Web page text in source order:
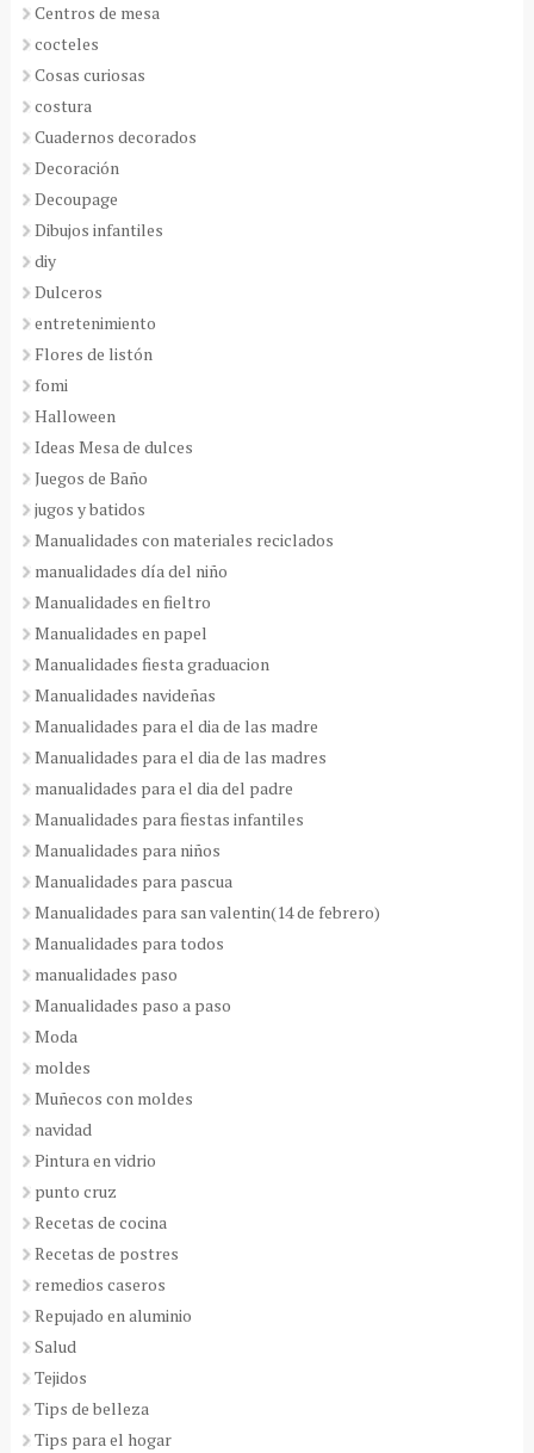
Centros de mesa
cocteles
Cosas curiosas
costura
Cuadernos decorados
Decoración
Decoupage
Dibujos infantiles
diy
Dulceros
entretenimiento
Flores de listón
fomi
Halloween
Ideas Mesa de dulces
Juegos de Baño
jugos y batidos
Manualidades con materiales reciclados
manualidades día del niño
Manualidades en fieltro
Manualidades en papel
Manualidades fiesta graduacion
Manualidades navideñas
Manualidades para el dia de las madre
Manualidades para el dia de las madres
manualidades para el dia del padre
Manualidades para fiestas infantiles
Manualidades para niños
Manualidades para pascua
Manualidades para san valentin(14 de febrero)
Manualidades para todos
manualidades paso
Manualidades paso a paso
Moda
moldes
Muñecos con moldes
navidad
Pintura en vidrio
punto cruz
Recetas de cocina
Recetas de postres
remedios caseros
Repujado en aluminio
Salud
Tejidos
Tips de belleza
Tips para el hogar